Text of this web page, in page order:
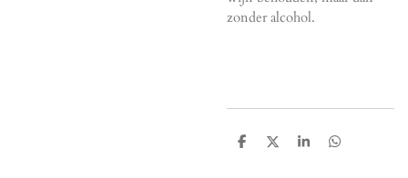
zonder alcohol.
D
D
S
D